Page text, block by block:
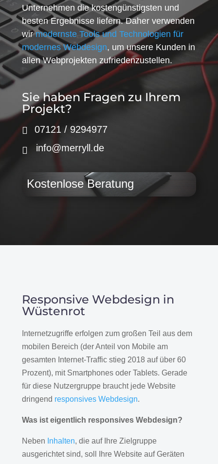
Unternehmen die kostengünstigsten und
besten Ergebnisse liefern. Daher verwenden
wirmodernste Tools und Technologien für
modernes Webdesign, um unsere Kunden in
allen Webprojekten zufriedenzustellen.
Sie haben Fragen zu Ihrem
Projekt?
07121 / 9294977
info@merryll.de
Kostenlose Beratung
Responsive Webdesign in
Wüstenrot
Internetzugriffe erfolgen zum großen Teil aus dem
mobilen Bereich (der Anteil von Mobile am
gesamten Internet-Traffic stieg 2018 auf über 60
Prozent), mit Smartphones oder Tablets. Gerade
für diese Nutzergruppe braucht jede Website
dringend responsives Webdesign.
Was ist eigentlich responsives Webdesign?
Neben Inhalten, die auf Ihre Zielgruppe
ausgerichtet sind, soll Ihre Website auf Geräten